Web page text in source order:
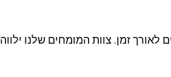
זמן. צוות המומחים שלנו ילווה